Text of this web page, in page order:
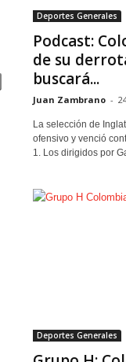
Deportes Generales
Podcast:
de su
buscará...
Juan Zambrano -
La selección de
ofensivo y venció
1. Los dirigidos por
Deportes Generales